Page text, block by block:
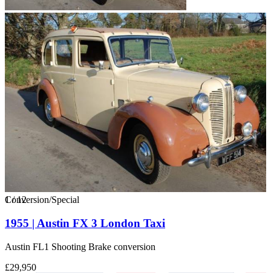
1/12
Conversion/Special
1955 | Austin FX 3 London Taxi
Austin FL1 Shooting Brake conversion
£29,950